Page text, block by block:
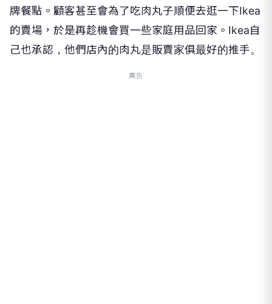
牌餐點。顧客甚至會為了吃肉丸子順便去逛一下Ikea
的賣場，於是再趁機會買一些家庭用品回家。Ikea自
己也承認，他們店內的肉丸是販賣家俱最好的推手。
廣告